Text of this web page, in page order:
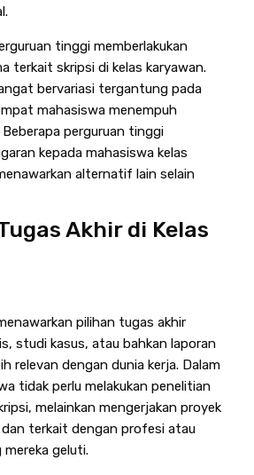
tinggi memberlakukan
terkait skripsi di kelas karyawan.
bervariasi tergantung pada
mahasiswa menempuh
perguruan tinggi
kepada mahasiswa kelas
alternatif lain selain
Akhir di Kelas
pilihan tugas akhir
studi kasus, atau bahkan laporan
relevan dengan dunia kerja. Dalam
tidak perlu melakukan penelitian
melainkan mengerjakan proyek
terkait dengan profesi atau
geluti.